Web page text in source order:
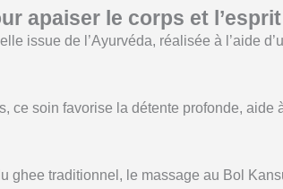
apaiser le corps et l’esprit
issue de l’Ayurvéda, réalisée à l’aide
ce soin favorise la détente profonde, aide
ghee traditionnel, le massage au Bol